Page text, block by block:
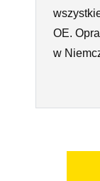
OE.
w